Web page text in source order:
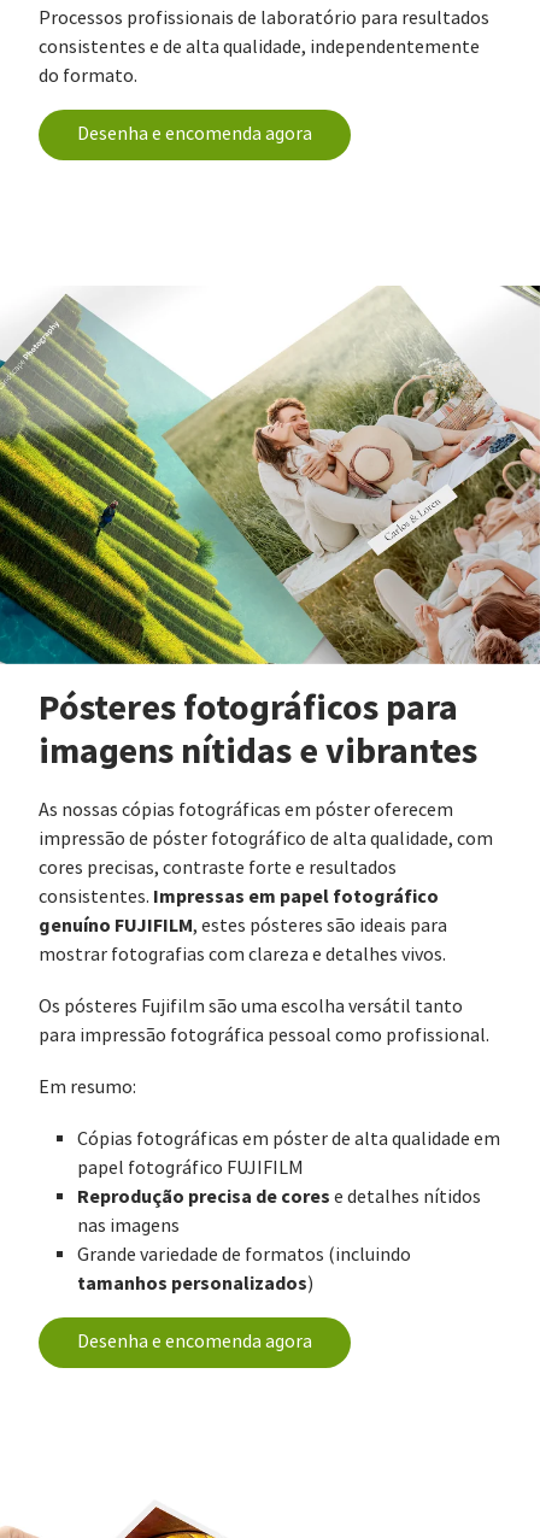
Processos profissionais de laboratório para resultados
consistentes e de alta qualidade, independentemente
do formato.
Desenha e encomenda agora
Pósteres fotográficos para
imagens nítidas e vibrantes
As nossas cópias fotográficas em póster oferecem
impressão de póster fotográfico de alta qualidade, com
cores precisas, contraste forte e resultados
consistentes. Impressas em papel fotográfico
genuíno FUJIFILM, estes pósteres são ideais para
mostrar fotografias com clareza e detalhes vivos.
Os pósteres Fujifilm são uma escolha versátil tanto
para impressão fotográfica pessoal como profissional.
Em resumo:
Cópias fotográficas em póster de alta qualidade em
papel fotográfico FUJIFILM
Reprodução precisa de cores e detalhes nítidos
nas imagens
Grande variedade de formatos (incluindo
tamanhos personalizados)
Desenha e encomenda agora